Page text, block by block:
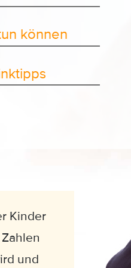
können
Kinder
und